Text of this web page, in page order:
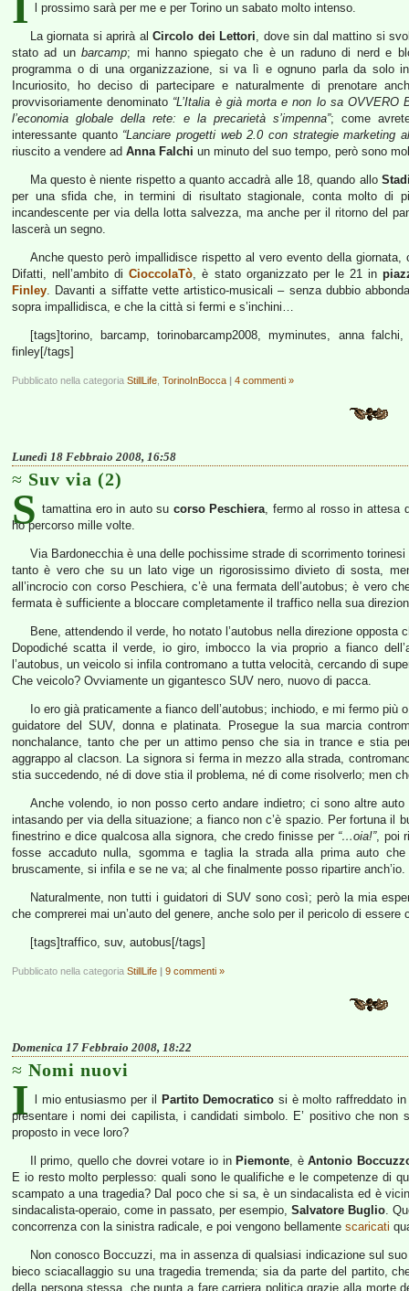
l prossimo sarà per me e per Torino un sabato molto intenso.
La giornata si aprirà alCircolo dei Lettori, dove sin dal mattino si
stato ad unbarcamp; mi hanno spiegato che è un raduno di nerd e
programma o di una organizzazione, si va lì e ognuno parla da solo
Incuriosito, ho deciso di partecipare e naturalmente di prenotare
provvisoriamente denominato “L’Italia è già morta e non lo sa
l’economia globale della rete: e la precarietà s’impenna”; come
interessante quanto “Lanciare progetti web 2.0 con strategie marketing
riuscito a vendere ad Anna Falchi un minuto del suo tempo, però sono
Ma questo è niente rispetto a quanto accadrà alle 18, quando allo
per una sfida che, in termini di risultato stagionale, conta molto di
incandescente per via della lotta salvezza, ma anche per il ritorno del
lascerà un segno.
Anche questo però impallidisce rispetto al vero evento della
Difatti, nell’ambito diCioccolaTò, è stato organizzato per le 21 in
Finley. Davanti a siffatte vette artistico-musicali – senza dubbio
sopra impallidisca, e che la città si fermi e s’inchini…
[tags]torino, barcamp, torinobarcamp2008, myminutes, anna
finley[/tags]
Pubblicato nella categoria StillLife TorinoInBocca | 4 commenti »
Lunedì 18 Febbraio 2008, 16:58
Suv via (2)
S tamattina ero in auto su corso Peschiera, fermo al rosso in attesa
ho percorso mille volte.
Via Bardonecchia è una delle pochissime strade di scorrimento
tanto è vero che su un lato vige un rigorosissimo divieto di sosta,
all’incrocio con corso Peschiera, c’è una fermata dell’autobus; è vero
fermata è sufficiente a bloccare completamente il traffico nella sua
Bene, attendendo il verde, ho notato l’autobus nella direzione
Dopodiché scatta il verde, io giro, imbocco la via proprio a fianco
l’autobus, un veicolo si infila contromano a tutta velocità, cercando di
Che veicolo? Ovviamente un gigantesco SUV nero, nuovo di pacca.
Io ero già praticamente a fianco dell’autobus; inchiodo, e mi fermo più
guidatore del SUV, donna e platinata. Prosegue la sua marcia
nonchalance, tanto che per un attimo penso che sia in trance e stia
aggrappo al clacson. La signora si ferma in mezzo alla strada,
stia succedendo, né di dove stia il problema, né di come risolverlo; men
Anche volendo, io non posso certo andare indietro; ci sono altre
intasando per via della situazione; a fianco non c’è spazio. Per fortuna il
finestrino e dice qualcosa alla signora, che credo finisse per “…oia!”, poi
fosse accaduto nulla, sgomma e taglia la strada alla prima auto
bruscamente, si infila e se ne va; al che finalmente posso ripartire anch’io.
Naturalmente, non tutti i guidatori di SUV sono così; però la mia
che comprerei mai un’auto del genere, anche solo per il pericolo di essere
[tags]traffico, suv, autobus[/tags]
Pubblicato nella categoria StillLife | 9 commenti »
Domenica 17 Febbraio 2008, 18:22
Nomi nuovi
I l mio entusiasmo per il Partito Democratico si è molto raffreddato
presentare i nomi dei capilista, i candidati simbolo. E’ positivo che
proposto in vece loro?
Il primo, quello che dovrei votare io in Piemonte, èAntonio
E io resto molto perplesso: quali sono le qualifiche e le competenze di
scampato a una tragedia? Dal poco che si sa, è un sindacalista ed è
sindacalista-operaio, come in passato, per esempio, Salvatore Buglio.
concorrenza con la sinistra radicale, e poi vengono bellamente scaricati
Non conosco Boccuzzi, ma in assenza di qualsiasi indicazione sul
bieco sciacallaggio su una tragedia tremenda; sia da parte del partito,
della persona stessa, che punta a fare carriera politica grazie alla morte